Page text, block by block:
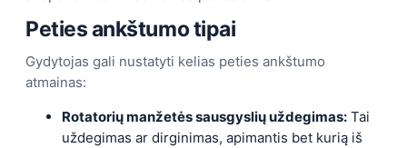
Peties ankštumo tipai
Gydytojas gali nustatyti kelias peties ankštumo
atmainas:
Rotatorių manžetės sausgyslių uždegimas: Tai
uždegimas ar dirginimas, apimantis bet kurią iš